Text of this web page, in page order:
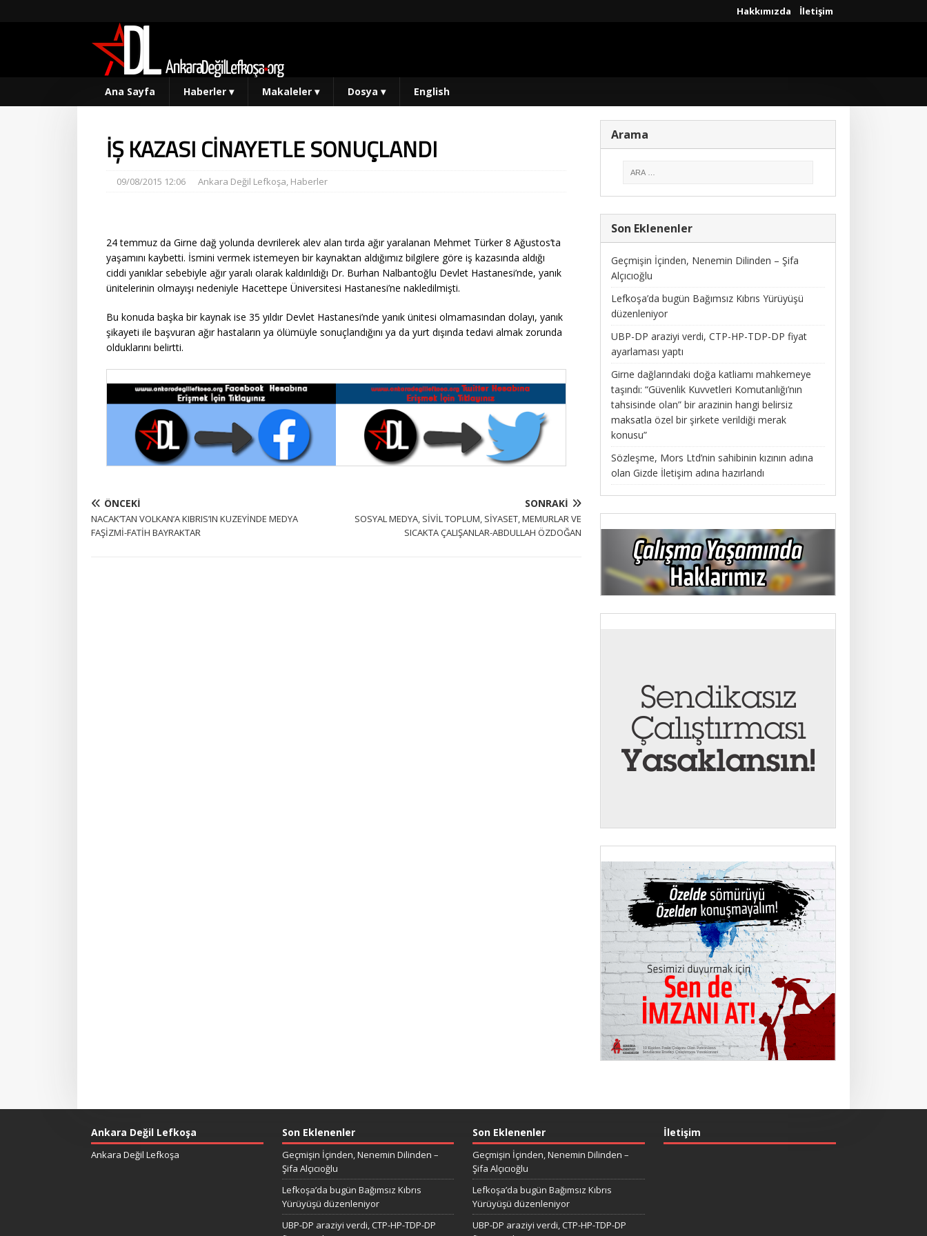
Hakkımızda İletişim
Ana Sayfa Haberler ▾ Makaleler ▾ Dosya ▾ English
İŞ KAZASI CİNAYETLE SONUÇLANDI
09/08/2015 12:06 Ankara Değil Lefkoşa, Haberler
24 temmuz da Girne dağ yolunda devrilerek alev alan tırda ağır yaralanan Mehmet Türker 8 Ağustos’ta
yaşamını kaybetti. İsmini vermek istemeyen bir kaynaktan aldığımız bilgilere göre iş kazasında aldığı
ciddi yanıklar sebebiyle ağır yaralı olarak kaldırıldığı Dr. Burhan Nalbantoğlu Devlet Hastanesi’nde, yanık
ünitelerinin olmayışı nedeniyle Hacettepe Üniversitesi Hastanesi’ne nakledilmişti.
Bu konuda başka bir kaynak ise 35 yıldır Devlet Hastanesi’nde yanık ünitesi olmamasından dolayı, yanık
şikayeti ile başvuran ağır hastaların ya ölümüyle sonuçlandığını ya da yurt dışında tedavi almak zorunda
olduklarını belirtti.
ÖNCEKI
NACAK’TAN VOLKAN’A KIBRIS’IN KUZEYİNDE MEDYA
FAŞİZMİ-FATİH BAYRAKTAR
SONRAKI
SOSYAL MEDYA, SİVİL TOPLUM, SİYASET, MEMURLAR VE
SICAKTA ÇALIŞANLAR-ABDULLAH ÖZDOĞAN
Arama
Son Eklenenler
Geçmişin İçinden, Nenemin Dilinden – Şifa
Alçıcıoğlu
Lefkoşa’da bugün Bağımsız Kıbrıs Yürüyüşü
düzenleniyor
UBP-DP araziyi verdi, CTP-HP-TDP-DP fiyat
ayarlaması yaptı
Girne dağlarındaki doğa katliamı mahkemeye
taşındı: “Güvenlik Kuvvetleri Komutanlığı’nın
tahsisinde olan” bir arazinin hangi belirsiz
maksatla özel bir şirkete verildiği merak
konusu”
Sözleşme, Mors Ltd’nin sahibinin kızının adına
olan Gizde İletişim adına hazırlandı
Ankara Değil Lefkoşa
Ankara Değil Lefkoşa
Son Eklenenler
Geçmişin İçinden, Nenemin Dilinden –
Şifa Alçıcıoğlu
Lefkoşa’da bugün Bağımsız Kıbrıs
Yürüyüşü düzenleniyor
UBP-DP araziyi verdi, CTP-HP-TDP-DP
Son Eklenenler
Geçmişin İçinden, Nenemin Dilinden –
Şifa Alçıcıoğlu
Lefkoşa’da bugün Bağımsız Kıbrıs
Yürüyüşü düzenleniyor
UBP-DP araziyi verdi, CTP-HP-TDP-DP
İletişim